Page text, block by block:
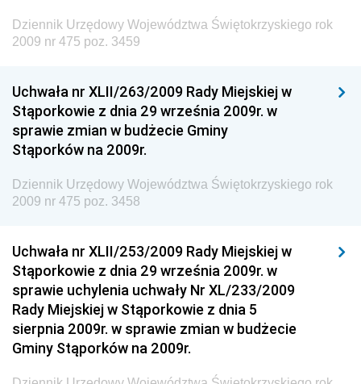
Dziennik Urzędowy Ministra Energii
Dziennik Urzędowy Ministra Sprawiedliwości
Dziennik Urzędowy Ministra Rozwoju i Finansów
Dziennik Urzędowy Wyższego Urzędu Górniczego
Dziennik Urzędowy Prezesa Urzędu Transportu
Kolejowego
Technologii
Dziennik Urzędowy Ministra Inwestycji i Rozwoju
Dziennik Urzędowy Naczelnego Dyrektora Archiwów
Państwowych
Dziennik Urzędowy Ministra Finansów, Inwestycji i
Dziennik Urzędowy Województwa Świętokrzyskiego rok
2009 nr 475 poz. 3459
Uchwała nr XLII/263/2009 Rady Miejskiej w
Stąporkowie z dnia 29 września 2009r. w
sprawie zmian w budżecie Gminy
Stąporków na 2009r.
Dziennik Urzędowy Województwa Świętokrzyskiego rok
2009 nr 475 poz. 3458
Uchwała nr XLII/253/2009 Rady Miejskiej w
Stąporkowie z dnia 29 września 2009r. w
sprawie uchylenia uchwały Nr XL/233/2009
Rady Miejskiej w Stąporkowie z dnia 5
sierpnia 2009r. w sprawie zmian w budżecie
Gminy Stąporków na 2009r.